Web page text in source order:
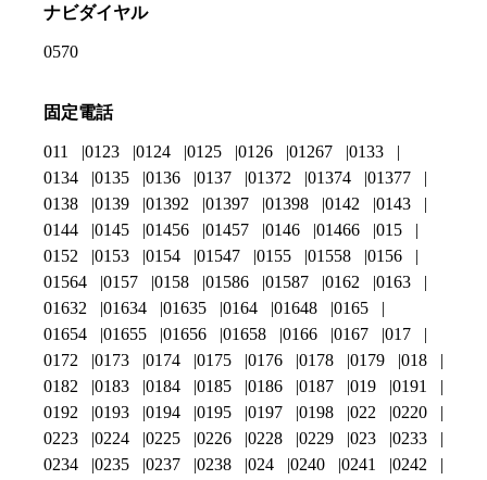
ナビダイヤル
0570
固定電話
011 0123 0124 0125 0126 01267
0133
0134
0135 0136 0137 01372 01374
01377
0138
0139 01392 01397 01398 0142
0143
0144
0145 01456 01457 0146 01466
015
0152
0153 0154 01547 0155 01558
0156
01564
0157 0158 01586 01587 0162
0163
01632
01634 01635 0164 01648
0165
01654
01655 01656 01658 0166 0167
017
0172
0173 0174 0175 0176 0178 0179
018
0182
0183 0184 0185 0186 0187 019
0191
0192
0193 0194 0195 0197 0198 022
0220
0223
0224 0225 0226 0228 0229 023
0233
0234
0235 0237 0238 024 0240 0241
0242